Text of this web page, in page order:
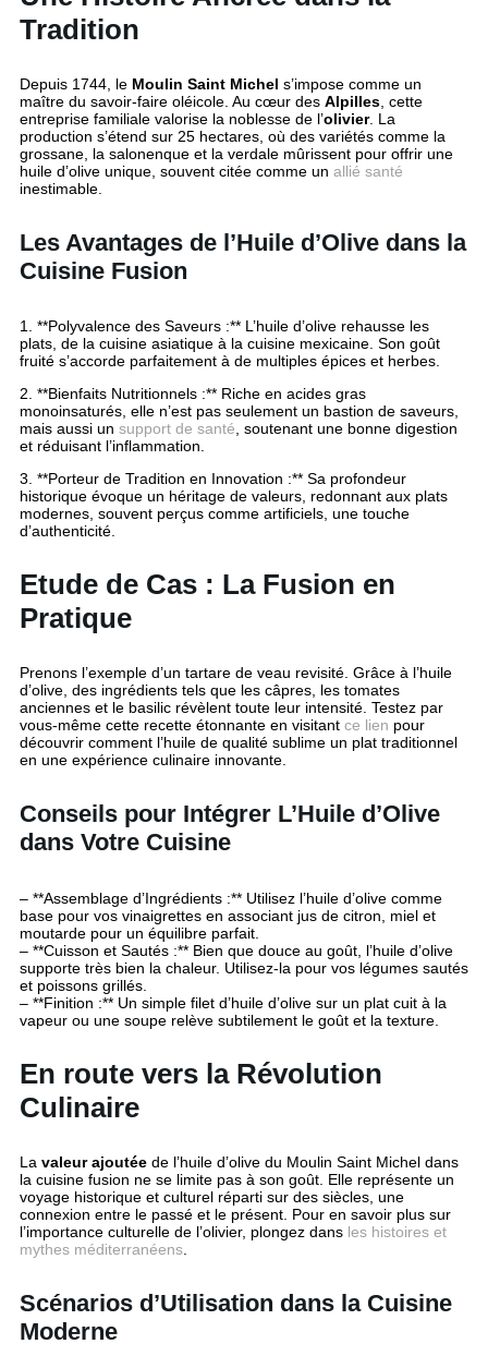
Tradition
Depuis 1744, le Moulin Saint Michel s’impose comme un
maître du savoir-faire oléicole. Au cœur des Alpilles , cette
entreprise familiale valorise la noblesse de l’olivier. La
production s’étend sur 25 hectares, où des variétés comme la
grossane, la salonenque et la verdale mûrissent pour offrir une
huile d’olive unique, souvent citée comme un allié santé
inestimable.
Les Avantages de l’Huile d’Olive dans la
Cuisine Fusion
1. **Polyvalence des Saveurs :** L’huile d’olive rehausse les
plats, de la cuisine asiatique à la cuisine mexicaine. Son goût
fruité s’accorde parfaitement à de multiples épices et herbes.
2. **Bienfaits Nutritionnels :** Riche en acides gras
monoinsaturés, elle n’est pas seulement un bastion de saveurs,
mais aussi un support de santé , soutenant une bonne digestion
et réduisant l’inflammation.
3. **Porteur de Tradition en Innovation :** Sa profondeur
historique évoque un héritage de valeurs, redonnant aux plats
modernes, souvent perçus comme artificiels, une touche
d’authenticité.
Etude de Cas : La Fusion en
Pratique
Prenons l’exemple d’un tartare de veau revisité. Grâce à l’huile
d’olive, des ingrédients tels que les câpres, les tomates
anciennes et le basilic révèlent toute leur intensité. Testez par
vous-même cette recette étonnante en visitant ce lien pour
découvrir comment l’huile de qualité sublime un plat traditionnel
en une expérience culinaire innovante.
Conseils pour Intégrer L’Huile d’Olive
dans Votre Cuisine
– **Assemblage d’Ingrédients :** Utilisez l’huile d’olive comme
base pour vos vinaigrettes en associant jus de citron, miel et
moutarde pour un équilibre parfait.
– **Cuisson et Sautés :** Bien que douce au goût, l’huile d’olive
supporte très bien la chaleur. Utilisez-la pour vos légumes sautés
et poissons grillés.
– **Finition :** Un simple filet d’huile d’olive sur un plat cuit à la
vapeur ou une soupe relève subtilement le goût et la texture.
En route vers la Révolution
Culinaire
La valeur ajoutée de l’huile d’olive du Moulin Saint Michel dans
la cuisine fusion ne se limite pas à son goût. Elle représente un
voyage historique et culturel réparti sur des siècles, une
connexion entre le passé et le présent. Pour en savoir plus sur
l’importance culturelle de l’olivier, plongez dans les histoires et
mythes méditerranéens
Scénarios d’Utilisation dans la Cuisine
Moderne